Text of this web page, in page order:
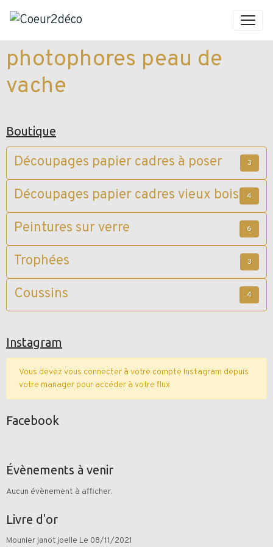
photophores peau de
vache
Boutique
Découpages papier cadres à poser 3
Découpages papier cadres vieux bois 4
Peintures sur verre 6
Trophées 3
Coussins 4
Instagram
Vous devez vous connecter à votre compte Instagram depuis
votre manager pour accéder à votre flux
Facebook
Évènements à venir
Aucun évènement à afficher.
Livre d'or
Mounier janot joelle Le 08/11/2021